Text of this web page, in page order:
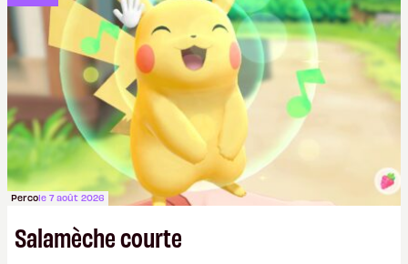
anciens. Il leur faudrait une bonne guerre des
consoles à ces petits cons !
Percole 7 août 2026
Salamèche courte